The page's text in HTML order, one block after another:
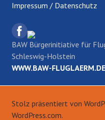
Impressum / Datenschutz
BAW Bürgerinitiative für
Schleswig-Holstein
WWW.BAW-FLUGLAERM.DE
Stolz präsentiert von
WordPress.com.